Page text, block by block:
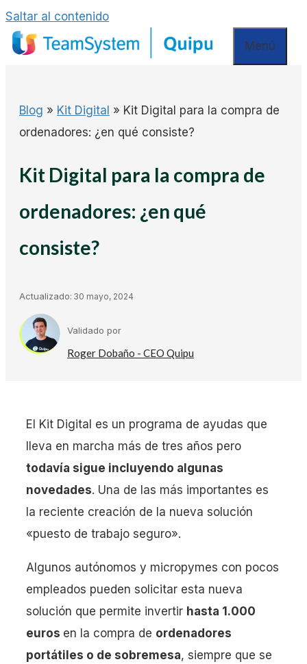
Saltar al contenido
Menú
Blog » Kit Digital » Kit Digital para la compra de
ordenadores: ¿en qué consiste?
Kit Digital para la compra de
ordenadores: ¿en qué
consiste?
Actualizado: 30 mayo, 2024
Validado por
Roger Dobaño - CEO Quipu
El Kit Digital es un programa de ayudas que
lleva en marcha más de tres años pero
todavía sigue incluyendo algunas
novedades. Una de las más importantes es
la reciente creación de la nueva solución
«puesto de trabajo seguro».
Algunos autónomos y micropymes con pocos
empleados pueden solicitar esta nueva
solución que permite invertir hasta 1.000
euros en la compra de ordenadores
portátiles o de sobremesa, siempre que se